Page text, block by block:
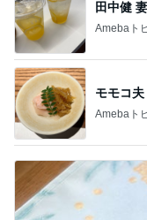
田中健
Amebaト
モモコ
Amebaト